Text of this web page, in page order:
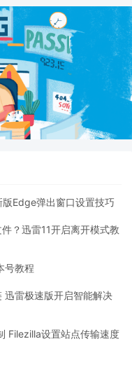
Edge弹出窗口设置技巧
？迅雷11开启离开模式教
号教程
迅雷极速版开启智能解决
Filezilla设置站点传输速度